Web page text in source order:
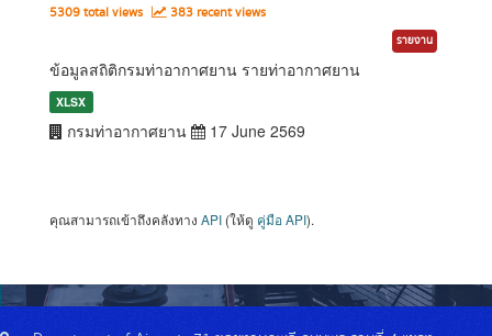
5309 total views 383 recent views
รายงาน
ข้อมูลสถิติกรมท่าอากาศยาน รายท่าอากาศยาน
XLSX
กรมท่าอากาศยาน 17 June 2569
คุณสามารถเข้าถึงคลังทาง API (ให้ดู คู่มือ API).